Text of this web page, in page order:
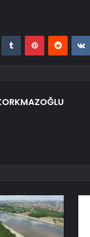
Tumblr PinterestReddit